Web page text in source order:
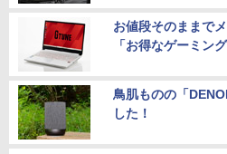
お値段そのままで
「お得なゲーミン
鳥肌ものの「
した！